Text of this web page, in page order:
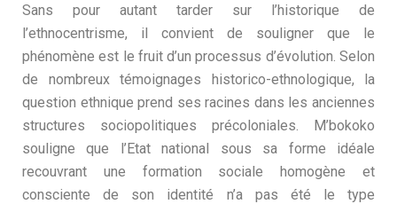
Sans pour autant tarder sur l’historique de
l’ethnocentrisme, il convient de souligner que le
phénomène est le fruit d’un processus d’évolution. Selon
de nombreux témoignages historico-ethnologique, la
question ethnique prend ses racines dans les anciennes
structures sociopolitiques précoloniales. M’bokoko
souligne que l’Etat national sous sa forme idéale
recouvrant une formation sociale homogène et
consciente de son identité n’a pas été le type